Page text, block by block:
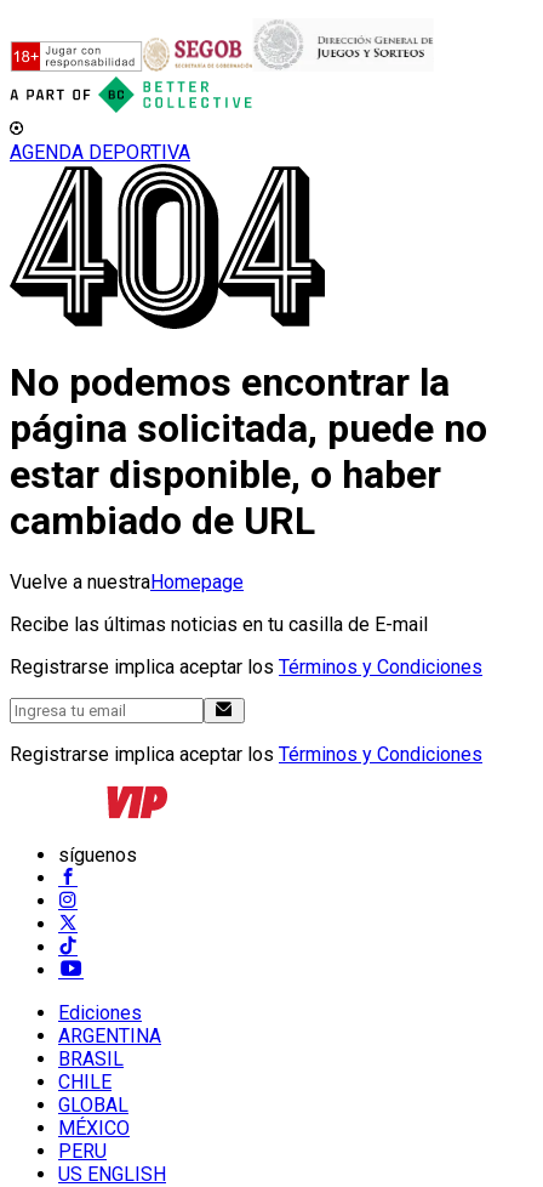
AGENDA DEPORTIVA
No podemos encontrar la
página solicitada, puede no
estar disponible, o haber
cambiado de URL
Vuelve a nuestraHomepage
Recibe las últimas noticias en tu casilla de E-mail
Registrarse implica aceptar los Términos y Condiciones
Registrarse implica aceptar los Términos y Condiciones
síguenos
Ediciones
ARGENTINA
BRASIL
CHILE
GLOBAL
MÉXICO
PERU
US ENGLISH